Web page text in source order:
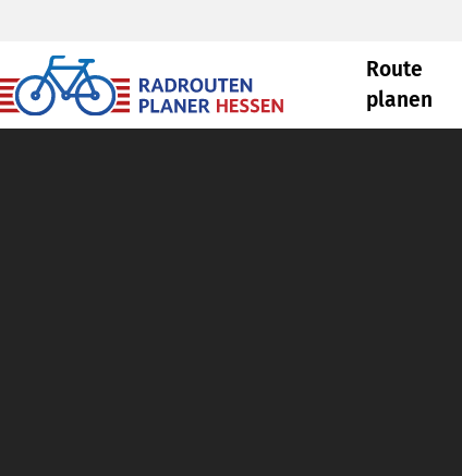
Route
planen